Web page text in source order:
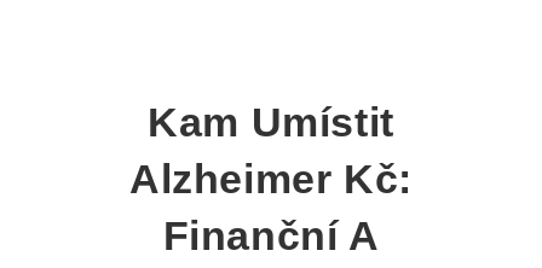
Kam Umístit
Alzheimer Kč:
Finanční A